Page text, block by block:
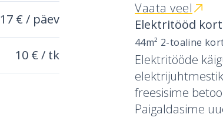
17 € / päev
10 € / tk
Vaata veel
Elektritööd
44m² 2-toaline
Elektritööde
freesisime
Paigaldasime